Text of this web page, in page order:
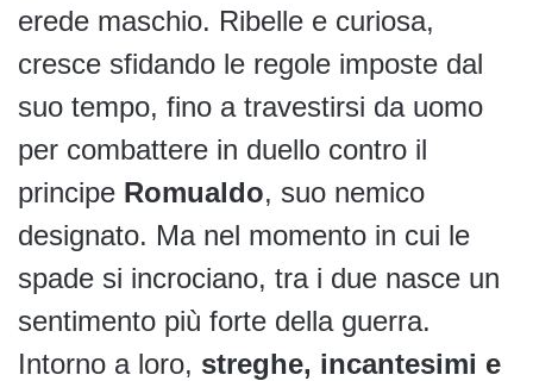
erede maschio. Ribelle e curiosa,
cresce sfidando le regole imposte dal
suo tempo, fino a travestirsi da uomo
per combattere in duello contro il
principe Romualdo, suo nemico
designato. Ma nel momento in cui le
spade si incrociano, tra i due nasce un
sentimento più forte della guerra.
Intorno a loro, streghe, incantesimi e